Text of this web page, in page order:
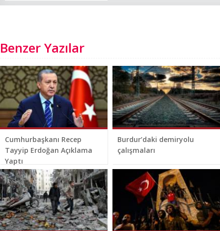
Benzer Yazılar
Cumhurbaşkanı Recep
Tayyip Erdoğan Açıklama
Yaptı
Burdur’daki demiryolu
çalışmaları